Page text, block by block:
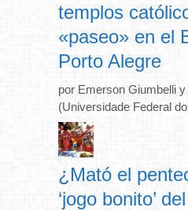
templos
«paseo» en el
Porto Alegre
por Emerson Giumbelli
(Universidade Federal
¿Mató el
‘jogo bonito’